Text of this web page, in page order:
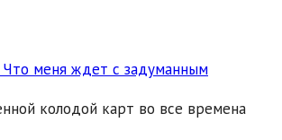
Что меня ждет с задуманным
колодой карт во все времена